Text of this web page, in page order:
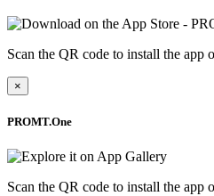
Scan the QR code to install the app
×
PROMT.One
Scan the QR code to install the app